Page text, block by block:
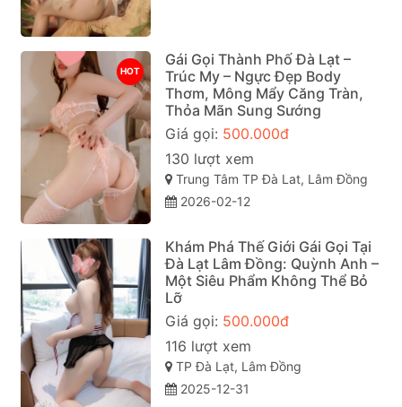
HOT
Gái Gọi Thành Phố Đà Lạt –
Trúc My – Ngực Đẹp Body
Thơm, Mông Mẩy Căng Tràn,
Thỏa Mãn Sung Sướng
Giá gọi: 500.000đ
130 lượt xem
Trung Tâm TP Đà Lat, Lâm Đồng
2026-02-12
Khám Phá Thế Giới Gái Gọi Tại
Đà Lạt Lâm Đồng: Quỳnh Anh –
Một Siêu Phẩm Không Thể Bỏ
Lỡ
Giá gọi: 500.000đ
116 lượt xem
TP Đà Lạt, Lâm Đồng
2025-12-31